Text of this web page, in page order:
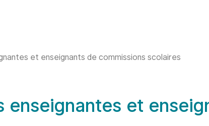
et enseignants de commissions scolaires
enseignantes et